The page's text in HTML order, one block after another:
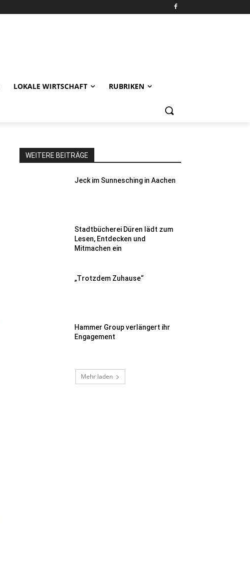
LOKALE WIRTSCHAFT RUBRIKEN
WEITERE BEITRÄGE
Jeck im Sunnesching in Aachen
Stadtbücherei Düren lädt zum
Lesen, Entdecken und
Mitmachen ein
„Trotzdem Zuhause“
Hammer Group verlängert ihr
Engagement
Mehr laden